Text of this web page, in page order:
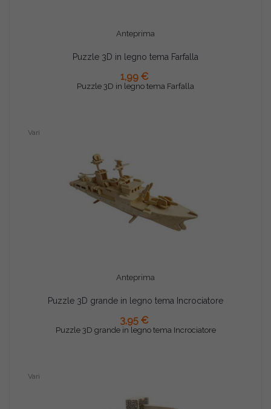
Anteprima
Puzzle 3D in legno tema Farfalla
1,99 €
Puzzle 3D in legno tema Farfalla
AGGIUNGI AL CARRELLO
Anteprima
Vari
Puzzle 3D grande in legno tema Incrociatore
3,95 €
Puzzle 3D grande in legno tema Incrociatore
AGGIUNGI AL CARRELLO
Vari